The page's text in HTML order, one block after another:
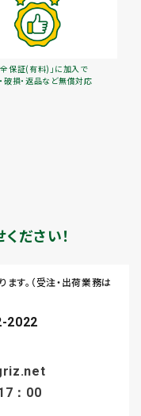
全保証(有料)」に加入で
破損・返品など無償対応
ださい！
2022
：00
す。（受注・出荷業務は